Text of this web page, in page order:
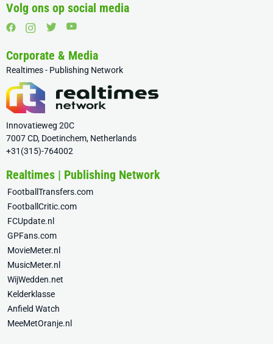
Volg ons op social media
Corporate & Media
Realtimes - Publishing Network
Innovatieweg 20C
7007 CD, Doetinchem, Netherlands
+31(315)-764002
Realtimes | Publishing Network
FootballTransfers.com
FootballCritic.com
FCUpdate.nl
GPFans.com
MovieMeter.nl
MusicMeter.nl
WijWedden.net
Kelderklasse
Anfield Watch
MeeMetOranje.nl